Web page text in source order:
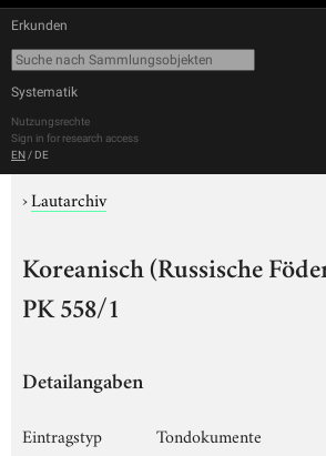
Erkunden
Systematik
Nutzungsrechte
Sign in for research access
EN / DE
›Lautarchiv
Koreanisch (Russische
PK 558/1
Detailangaben
Eintragstyp
Tondokumente